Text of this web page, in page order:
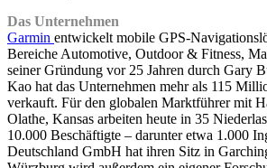
Das Unternehmen
Garmin entwickelt mobile GPS-
Bereiche Automotive, Outdoor & Fitness,
seiner Gründung vor 25 Jahren durch Gary
Kao hat das Unternehmen mehr als 115
verkauft. Für den globalen Marktführer mit
Olathe, Kansas arbeiten heute in 35
10.000 Beschäftigte – darunter etwa 1.000
Deutschland GmbH hat ihren Sitz in